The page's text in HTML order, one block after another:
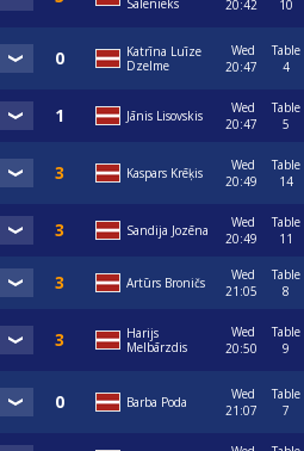
Salenieks 20:42 10
Katrīna Luīze
Dzelme
Wed
20:47
Table
4
Jānis Lisovskis
Wed
20:47
Table
5
Kaspars Krēķis
Wed
20:49
Table
14
Sandija Jozēna
Wed
20:49
Table
11
Artūrs Broničs
Wed
21:05
Table
8
Harijs
Melbārzdis
Wed
20:50
Table
9
Barba Poda
Wed
21:07
Table
7